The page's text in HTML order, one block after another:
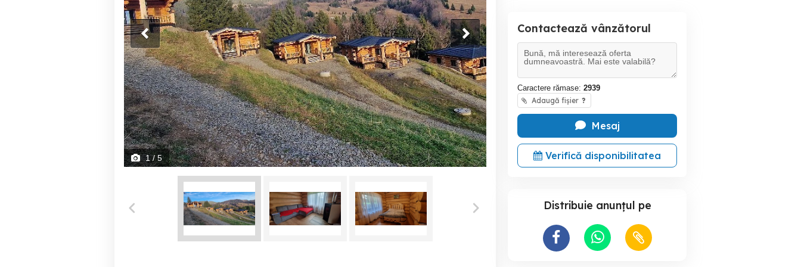
1/ 5
Contactează vânzătorul
Caractere rămase: 2939
Adaugă fișier ?
Mesaj
Verifică disponibilitatea
Distribuie anunțul pe